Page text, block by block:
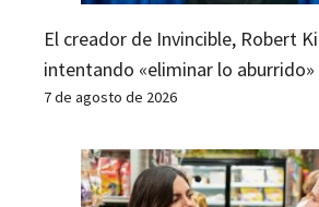
El creador de Invincible, Robert
intentando «eliminar lo
7 de agosto de 2026